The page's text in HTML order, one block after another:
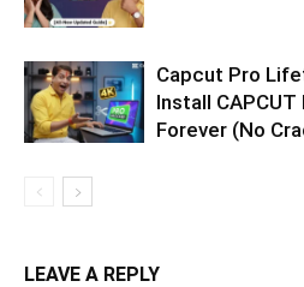
Capcut Pro
Install CAPCUT
Forever (No
LEAVE A REPLY